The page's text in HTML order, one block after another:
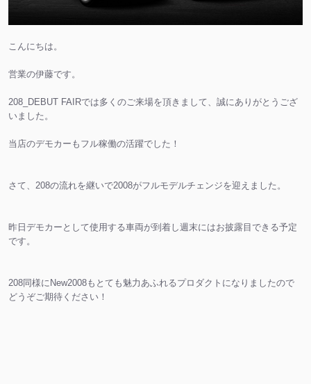
こんにちは。
営業の伊藤です。
208_DEBUT FAIRでは多くのご来場を頂きまして、誠にありがとうござ
いました。
当店のデモカーもフル稼働の活躍でした！
さて、208の流れを継いで2008がフルモデルチェンジを迎えました。
昨日デモカーとして使用する車両が到着し週末にはお披露目できる予定
です。
208同様にNew2008もとても魅力あふれるプロダクトになりましたので
どうぞご期待ください！